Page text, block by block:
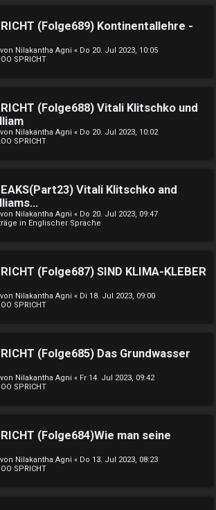
(Folge689) Kontinentallehre -
Nilakantha Agni « Do 20. Jul 2023, 10:05
SPRICHT
(Folge688) Vitali Klitschko und
Nilakantha Agni « Do 20. Jul 2023, 10:02
SPRICHT
Vitali Klitschko and
Nilakantha Agni « Do 20. Jul 2023, 09:47
in Englischer Sprache
(Folge687) SIND KLIMA-KLEBER
Nilakantha Agni « Di 18. Jul 2023, 09:00
SPRICHT
(Folge685) Das Grundwasser
Nilakantha Agni « Fr 14. Jul 2023, 09:42
SPRICHT
(Folge684)Wie man seine
Nilakantha Agni « Do 13. Jul 2023, 08:23
SPRICHT